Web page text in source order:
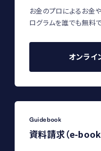
お金のプロによるお金
ログラムを誰でも無料
オンライ
Guidebook
資料請求（e-book